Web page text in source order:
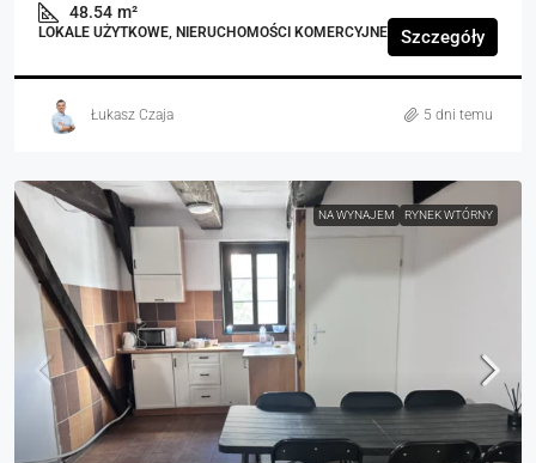
48.54 m²
LOKALE UŻYTKOWE, NIERUCHOMOŚCI KOMERCYJNE Szczegóły
Łukasz Czaja 5 dni temu
NA WYNAJEM RYNEK WTÓRNY